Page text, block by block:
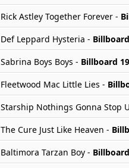
Rick Astley Together Forever -
Def Leppard Hysteria -
Sabrina Boys Boys - Billboard
Fleetwood Mac Little Lies -
Starship Nothings Gonna Stop
The Cure Just Like Heaven -
Baltimora Tarzan Boy -